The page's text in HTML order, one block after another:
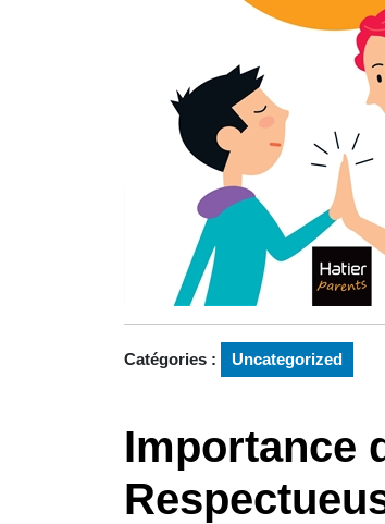
Catégories : Uncategorized
Importance